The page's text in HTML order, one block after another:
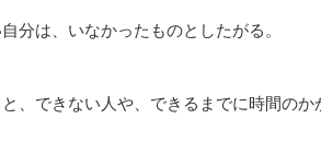
分は、いなかったものとしたがる。
、できない人や、できるまでに時間の